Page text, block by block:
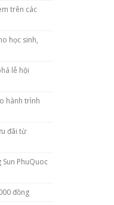
trên các
học sinh,
lễ hội
hành trình
đãi từ
Sun PhuQuoc
đồng